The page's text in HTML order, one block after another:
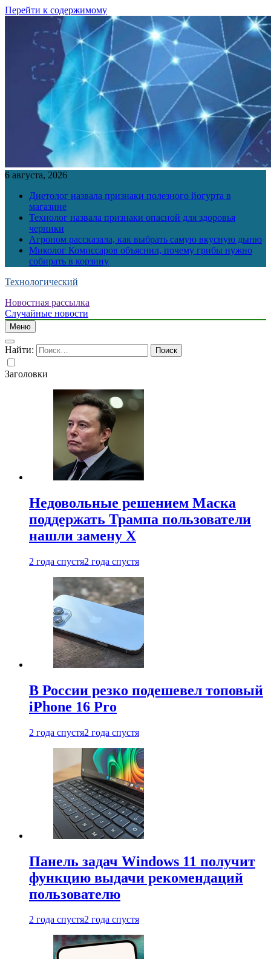
Перейти к содержимому
6 августа, 2026
Диетолог назвала признаки полезного йогурта в
магазине
Технолог назвала признаки опасной для здоровья
черники
Агроном рассказала, как выбрать самую вкусную дыню
Миколог Комиссаров объяснил, почему грибы нужно
собирать в корзину
Технологический
Новостная рассылка
Случайные новости
Меню
Найти:
Заголовки
Недовольные решением Маска
поддержать Трампа пользователи
нашли замену X
2 года спустя2 года спустя
В России резко подешевел топовый
iPhone 16 Pro
2 года спустя2 года спустя
Панель задач Windows 11 получит
функцию выдачи рекомендаций
пользователю
2 года спустя2 года спустя